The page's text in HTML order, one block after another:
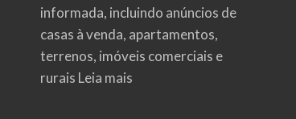
informada, incluindo anúncios de
casas à venda, apartamentos,
terrenos, imóveis comerciais e
rurais Leia mais